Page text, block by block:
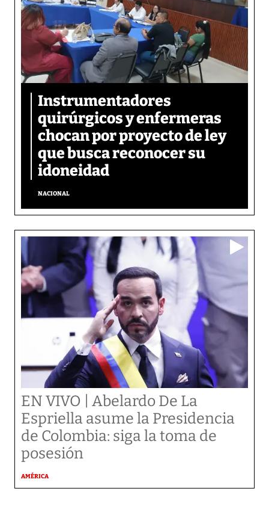
Instrumentadores
quirúrgicos y enfermeras
chocan por proyecto de ley
que busca reconocer su
idoneidad
NACIONAL
EN VIVO | Abelardo De La
Espriella asume la Presidencia
de Colombia: siga la toma de
posesión
AMÉRICA